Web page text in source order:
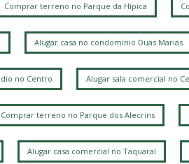
Comprar terreno no Parque da Hípica
Alugar casa no condomínio Duas Marias
no Centro Alugar sala comercial no
Comprar terreno no Parque dos Alecrins
Alugar casa comercial no Taquaral